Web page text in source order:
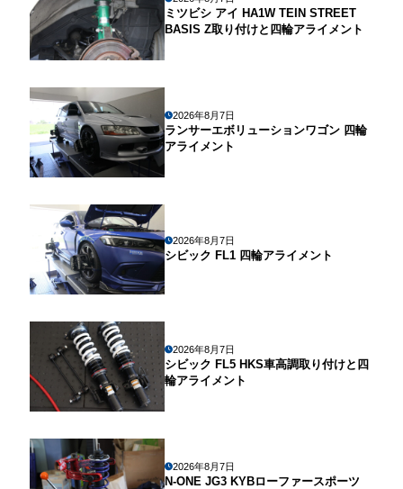
ミツビシ アイ HA1W TEIN STREET
BASIS Z取り付けと四輪アライメント
2026年8月7日
ランサーエボリューションワゴン 四輪
アライメント
2026年8月7日
シビック FL1 四輪アライメント
2026年8月7日
シビック FL5 HKS車高調取り付けと四
輪アライメント
2026年8月7日
N-ONE JG3 KYBローファースポーツ